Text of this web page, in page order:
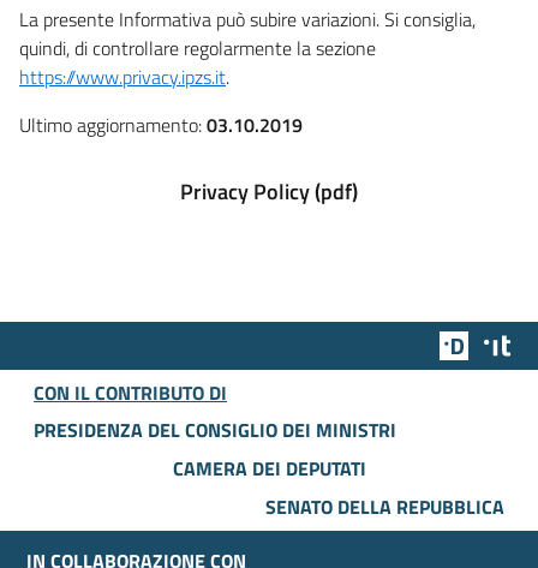
La presente Informativa può subire variazioni. Si consiglia,
quindi, di controllare regolarmente la sezione
https://www.privacy.ipzs.it.
Ultimo aggiornamento:03.10.2019
Privacy Policy (pdf)
Team
CON IL CONTRIBUTO DI
PRESIDENZA DEL CONSIGLIO DEI MINISTRI
CAMERA DEI DEPUTATI
SENATO DELLA REPUBBLICA
IN COLLABORAZIONE CON